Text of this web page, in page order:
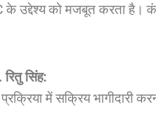
उद्देश्य को मजबूत करता है।
रितु सिंह:
प्रक्रिया में सक्रिय भागीदारी